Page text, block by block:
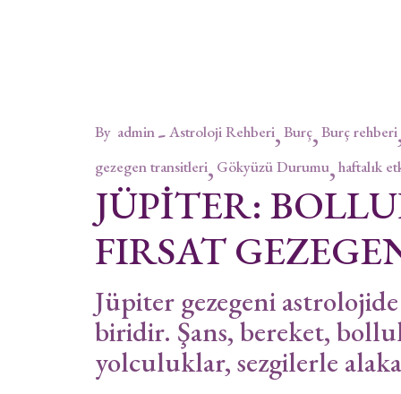
By admin Astroloji Rehberi Burç Burç rehberi
gezegen transitleri Gökyüzü Durumu haftalık
JÜPİTER:
FIRSAT
Jüpiter gezegeni
biridir. Şans, bereket,
yolculuklar, sezgilerle